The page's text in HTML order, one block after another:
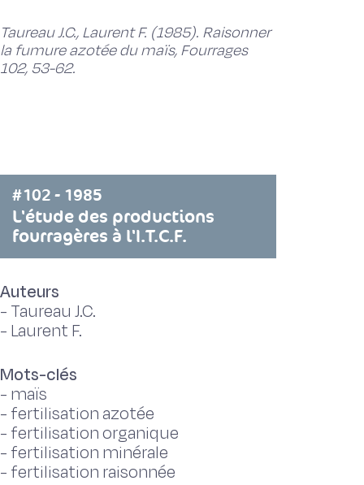
Taureau J.C., Laurent F. (1985). Raisonner
la fumure azotée du maïs, Fourrages
102, 53-62.
#102 - 1985
L'étude des productions
fourragères à l'I.T.C.F.
Auteurs
- Taureau J.C.
- Laurent F.
Mots-clés
- maïs
- fertilisation azotée
- fertilisation organique
- fertilisation minérale
- fertilisation raisonnée